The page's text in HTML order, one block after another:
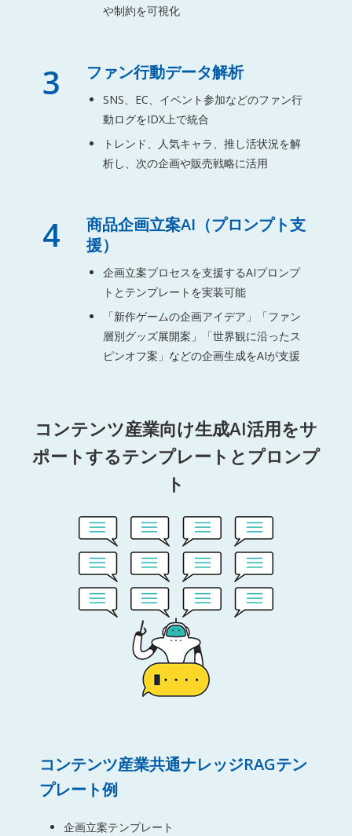
や制約を可視化
3 ファン行動データ解析
SNS、EC、イベント参加などのファン行
動ログをIDX上で統合
トレンド、人気キャラ、推し活状況を解
析し、次の企画や販売戦略に活用
4
商品企画立案AI（プロンプト支
援）
企画立案プロセスを支援するAIプロンプ
トとテンプレートを実装可能
「新作ゲームの企画アイデア」「ファン
層別グッズ展開案」「世界観に沿ったス
ピンオフ案」などの企画生成をAIが支援
コンテンツ産業向け生成AI活用をサ
ポートするテンプレートとプロンプ
ト
コンテンツ産業共通ナレッジRAGテン
プレート例
企画立案テンプレート